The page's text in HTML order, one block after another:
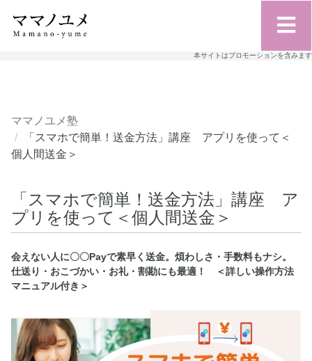
本サイトはプロモーションを含みます
ママノユメ塾
「スマホで簡単！送金方法」講座 アプリを使って＜
個人間送金＞
「スマホで簡単！送金方法」講座 ア
プリを使って＜個人間送金＞
会えない人に〇〇Payで素早く送金。煩わしさ・手数料もナシ。
仕送り・おこづかい・お礼・割勘にも最適！ ＜詳しい操作方法
マニュアル付き＞